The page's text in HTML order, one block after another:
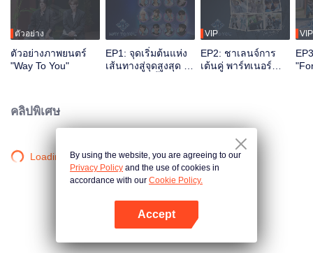
ตัวอย่าง
ตัวอย่างภาพยนตร์
"Way To You"
EP1: จุดเริ่มต้นแห่ง
เส้นทางสู่จุดสูงสุด -
VIP
EP2: ชาเลนจ์การ
เต้นคู่ พาร์ทเนอร์
VIP
คลิปพิเศษ
Loading…By using the website, you are agreeing to our
Privacy Policy and the use of cookies in
accordance with our Cookie Policy.
Accept